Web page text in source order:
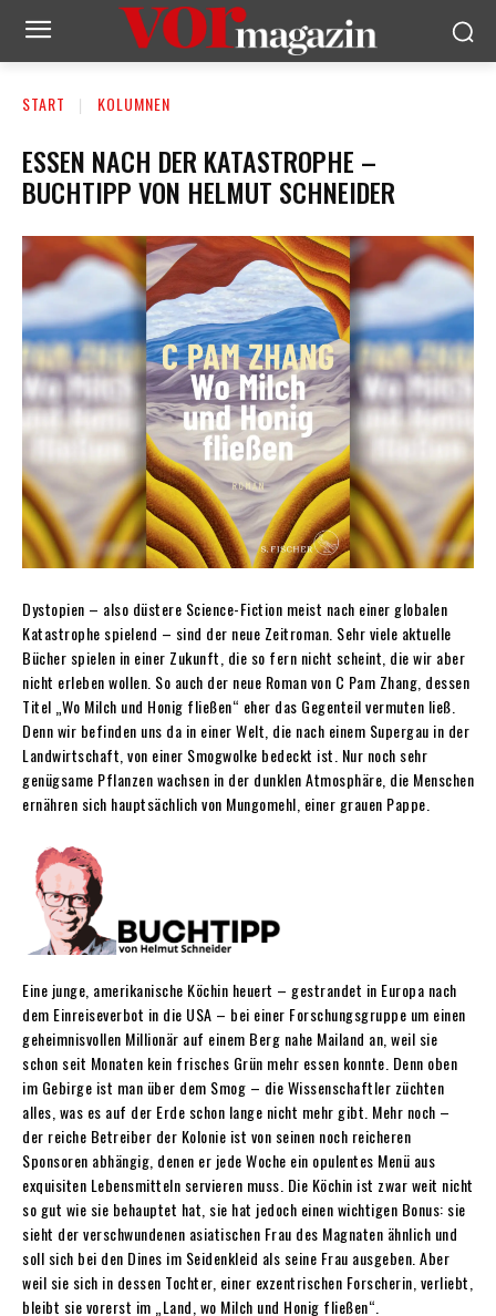
START KOLUMNEN
ESSEN NACH DER KATASTROPHE –
BUCHTIPP VON HELMUT SCHNEIDER
Dystopien – also düstere Science-Fiction meist nach einer globalen
Katastrophe spielend – sind der neue Zeitroman. Sehr viele aktuelle
Bücher spielen in einer Zukunft, die so fern nicht scheint, die wir aber
nicht erleben wollen. So auch der neue Roman von C Pam Zhang, dessen
Titel „Wo Milch und Honig fließen“ eher das Gegenteil vermuten ließ.
Denn wir befinden uns da in einer Welt, die nach einem Supergau in der
Landwirtschaft, von einer Smogwolke bedeckt ist. Nur noch sehr
genügsame Pflanzen wachsen in der dunklen Atmosphäre, die Menschen
ernähren sich hauptsächlich von Mungomehl, einer grauen Pappe.
Eine junge, amerikanische Köchin heuert – gestrandet in Europa nach
dem Einreiseverbot in die USA – bei einer Forschungsgruppe um einen
geheimnisvollen Millionär auf einem Berg nahe Mailand an, weil sie
schon seit Monaten kein frisches Grün mehr essen konnte. Denn oben
im Gebirge ist man über dem Smog – die Wissenschaftler züchten
alles, was es auf der Erde schon lange nicht mehr gibt. Mehr noch –
der reiche Betreiber der Kolonie ist von seinen noch reicheren
Sponsoren abhängig, denen er jede Woche ein opulentes Menü aus
exquisiten Lebensmitteln servieren muss. Die Köchin ist zwar weit nicht
so gut wie sie behauptet hat, sie hat jedoch einen wichtigen Bonus: sie
sieht der verschwundenen asiatischen Frau des Magnaten ähnlich und
soll sich bei den Dines im Seidenkleid als seine Frau ausgeben. Aber
weil sie sich in dessen Tochter, einer exzentrischen Forscherin, verliebt,
bleibt sie vorerst im „Land, wo Milch und Honig fließen“.